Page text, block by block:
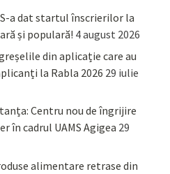
a dat startul înscrierilor la
și populară! 4 august 2026
din aplicație care au
la Rabla 2026 29 iulie
Centru nou de îngrijire
în cadrul UAMS Agigea 29
alimentare retrase din